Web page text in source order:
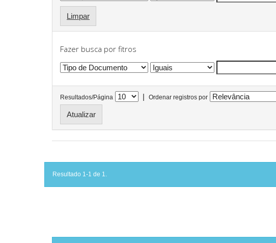
Limpar
Fazer busca por fitros
Resultados/Página | Ordenar registros por
Resultado 1-1 de 1.